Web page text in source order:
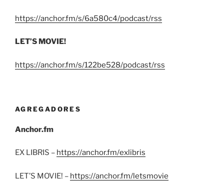
https://anchor.fm/s/6a580c4/podcast/rss
LET’S MOVIE!
https://anchor.fm/s/122be528/podcast/rss
AGREGADORES
Anchor.fm
EX LIBRIS – https://anchor.fm/exlibris
LET’S MOVIE! – https://anchor.fm/letsmovie